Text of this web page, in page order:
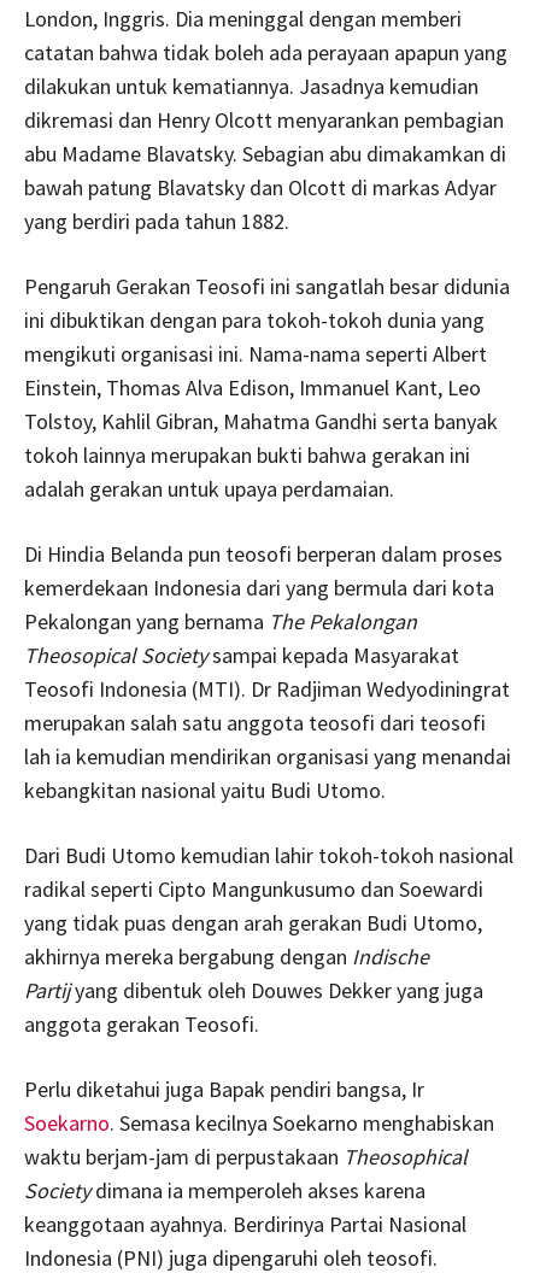
London, Inggris. Dia meninggal dengan memberi
catatan bahwa tidak boleh ada perayaan apapun yang
dilakukan untuk kematiannya. Jasadnya kemudian
dikremasi dan Henry Olcott menyarankan pembagian
abu Madame Blavatsky. Sebagian abu dimakamkan di
bawah patung Blavatsky dan Olcott di markas Adyar
yang berdiri pada tahun 1882.
Pengaruh Gerakan Teosofi ini sangatlah besar didunia
ini dibuktikan dengan para tokoh-tokoh dunia yang
mengikuti organisasi ini. Nama-nama seperti Albert
Einstein, Thomas Alva Edison, Immanuel Kant, Leo
Tolstoy, Kahlil Gibran, Mahatma Gandhi serta banyak
tokoh lainnya merupakan bukti bahwa gerakan ini
adalah gerakan untuk upaya perdamaian.
Di Hindia Belanda pun teosofi berperan dalam proses
kemerdekaan Indonesia dari yang bermula dari kota
Pekalongan yang bernama The Pekalongan
Theosopical Societysampai kepada Masyarakat
Teosofi Indonesia (MTI). Dr Radjiman Wedyodiningrat
merupakan salah satu anggota teosofi dari teosofi
lah ia kemudian mendirikan organisasi yang menandai
kebangkitan nasional yaitu Budi Utomo.
Dari Budi Utomo kemudian lahir tokoh-tokoh nasional
radikal seperti Cipto Mangunkusumo dan Soewardi
yang tidak puas dengan arah gerakan Budi Utomo,
akhirnya mereka bergabung dengan Indische
Partijyang dibentuk oleh Douwes Dekker yang juga
anggota gerakan Teosofi.
Perlu diketahui juga Bapak pendiri bangsa, Ir
Soekarno. Semasa kecilnya Soekarno menghabiskan
waktu berjam-jam di perpustakaan Theosophical
Societydimana ia memperoleh akses karena
keanggotaan ayahnya. Berdirinya Partai Nasional
Indonesia (PNI) juga dipengaruhi oleh teosofi.